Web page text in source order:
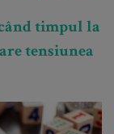
timpul la
tensiunea